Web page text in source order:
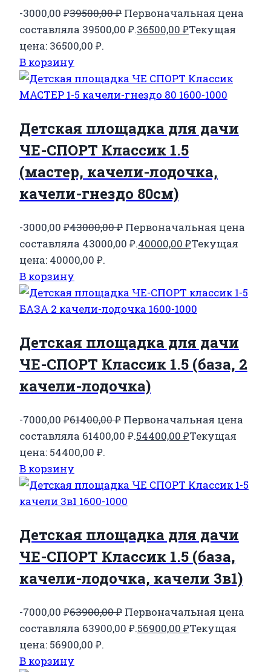
-3000,00 ₽39500,00₽ Первоначальная цена
составляла 39500,00 ₽.36500,00 ₽Текущая
цена: 36500,00 ₽.
В корзину
Детская площадка для дачи
ЧЕ-СПОРТ Классик 1.5
(мастер, качели-лодочка,
качели-гнездо 80см)
-3000,00 ₽43000,00₽ Первоначальная цена
составляла 43000,00 ₽.40000,00 ₽Текущая
цена: 40000,00 ₽.
В корзину
Детская площадка для дачи
ЧЕ-СПОРТ Классик 1.5 (база, 2
качели-лодочка)
-7000,00 ₽61400,00₽ Первоначальная цена
составляла 61400,00 ₽.54400,00 ₽Текущая
цена: 54400,00 ₽.
В корзину
Детская площадка для дачи
ЧЕ-СПОРТ Классик 1.5 (база,
качели-лодочка, качели 3в1)
-7000,00 ₽63900,00₽ Первоначальная цена
составляла 63900,00 ₽.56900,00 ₽Текущая
цена: 56900,00 ₽.
В корзину